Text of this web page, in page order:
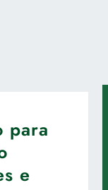
para
e